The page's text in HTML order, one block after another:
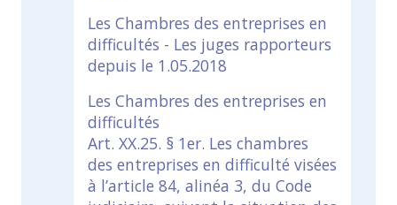
Les Chambres des entreprises en
difficultés - Les juges rapporteurs
depuis le 1.05.2018
Les Chambres des entreprises en
difficultés
Art. XX.25. § 1er. Les chambres
des entreprises en difficulté visées
à l’article 84, alinéa 3, du Code